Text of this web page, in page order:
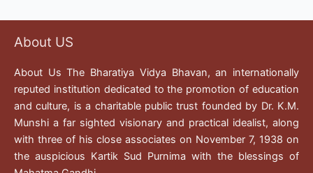
About US
About Us The Bharatiya Vidya Bhavan, an internationally
reputed institution dedicated to the promotion of education
and culture, is a charitable public trust founded by Dr. K.M.
Munshi a far sighted visionary and practical idealist, along
with three of his close associates on November 7, 1938 on
the auspicious Kartik Sud Purnima with the blessings of